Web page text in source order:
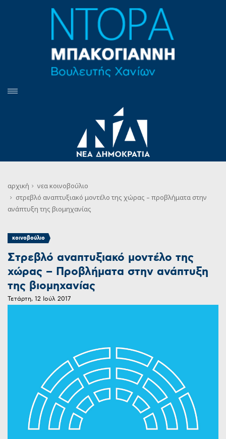
αρχική νεακοινοβούλιο
στρεβλό αναπτυξιακό μοντέλο της χώρας – προβλήματα στην
ανάπτυξη της βιομηχανίας
κοινοβούλιο
Στρεβλό αναπτυξιακό μοντέλο της
χώρας – Προβλήματα στην ανάπτυξη
της βιομηχανίας
Τετάρτη, 12 Ιούλ 2017